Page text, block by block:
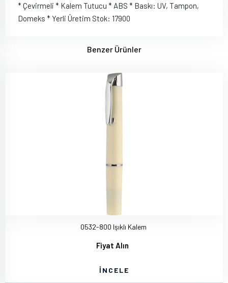
* Çevirmeli * Kalem Tutucu * ABS * Baskı: UV, Tampon,
Domeks * Yerli Üretim Stok: 17900
Benzer Ürünler
0532-800 Işıklı Kalem
Fiyat Alın
İNCELE